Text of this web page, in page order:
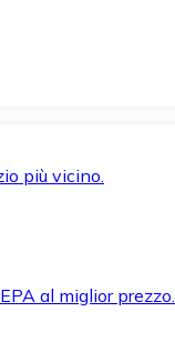
più vicino.
al miglior prezzo.